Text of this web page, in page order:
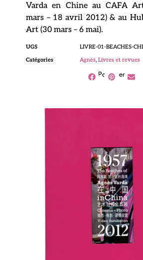
Varda en Chine au CAFA
mars – 18 avril 2012) & au
Art (30 mars – 6 mai).
UGS
LIVRE-01-BEACHES-
Catégories
Agnès, Livres et revues
Partager